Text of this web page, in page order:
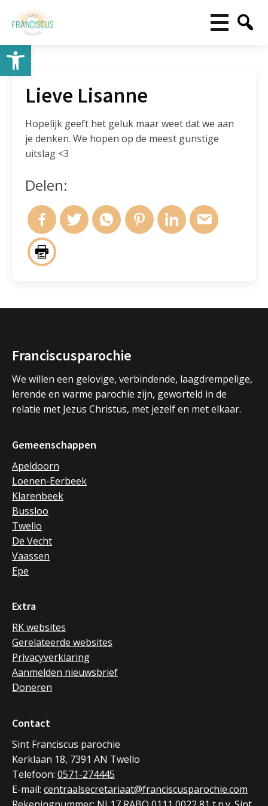
Toolbar openen
Lieve Lisanne
Hopelijk geeft het geluk maar weet dat we aan
je denken. We hopen op de meest gunstige
uitslag <3
Delen:
Franciscusparochie
We willen een gelovige, verbindende, laagdrempelige,
lerende en warme parochie zijn, geworteld in de
relatie met Jezus Christus, met jezelf en met elkaar.
Gemeenschappen
Apeldoorn
Loenen-Eerbeek
Klarenbeek
Bussloo
Twello
De Vecht
Vaassen
Epe
Extra
RK websites
Gerelateerde websites
Privacyverklaring
Aanmelden nieuwsbrief
Doneren
Contact
Sint Franciscus parochie
Kerklaan 18, 7391 AN Twello
Telefoon: 0571-274445
E-mail: centraalsecretariaat@franciscusparochie.com